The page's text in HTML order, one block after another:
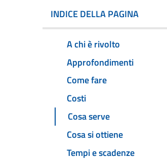
INDICE DELLA PAGINA
A chi è rivolto
Approfondimenti
Come fare
Costi
Cosa serve
Cosa si ottiene
Tempi e scadenze